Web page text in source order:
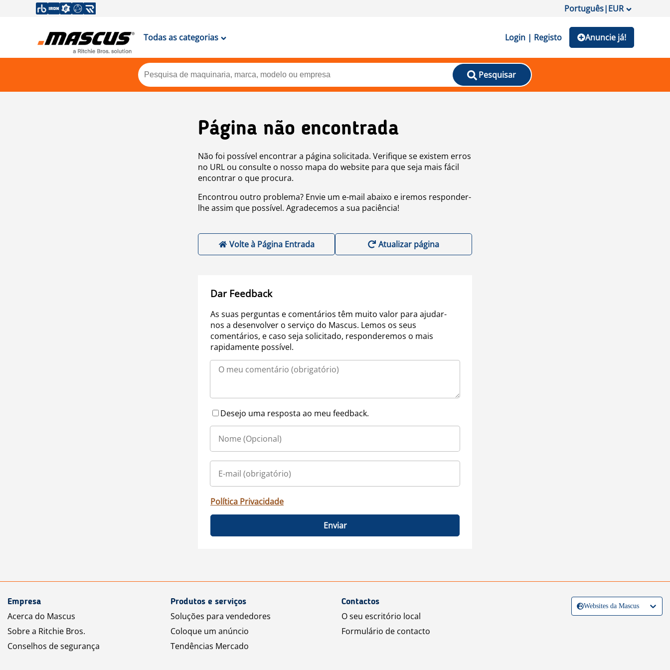
Português|EUR
Todas as categorias Login | Registo Anuncie já!
Pesquisar
Página não encontrada
Não foi possível encontrar a página solicitada. Verifique se existem erros
no URL ou consulte o nosso mapa do website para que seja mais fácil
encontrar o que procura.
Encontrou outro problema? Envie um e-mail abaixo e iremos responder-
lhe assim que possível. Agradecemos a sua paciência!
Volte à Página Entrada Atualizar página
Dar Feedback
As suas perguntas e comentários têm muito valor para ajudar-
nos a desenvolver o serviço do Mascus. Lemos os seus
comentários, e caso seja solicitado, responderemos o mais
rapidamente possível.
Desejo uma resposta ao meu feedback.
Política Privacidade
Enviar
Empresa
Acerca do Mascus
Sobre a Ritchie Bros.
Conselhos de segurança
Produtos e serviços
Soluções para vendedores
Coloque um anúncio
Tendências Mercado
Contactos
O seu escritório local
Formulário de contacto
Websites da Mascus